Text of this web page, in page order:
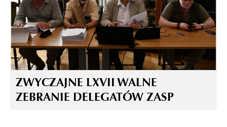
ZWYCZAJNE LXVII WALNE
ZEBRANIE DELEGATÓW ZASP